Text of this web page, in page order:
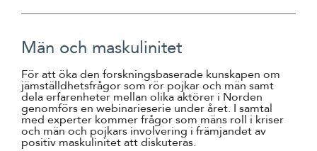
Män och maskulinitet
För att öka den forskningsbaserade kunskapen om
jämställdhetsfrågor som rör pojkar och män samt
dela erfarenheter mellan olika aktörer i Norden
genomförs en webinarieserie under året. I samtal
med experter kommer frågor som mäns roll i kriser
och män och pojkars involvering i främjandet av
positiv maskulinitet att diskuteras.